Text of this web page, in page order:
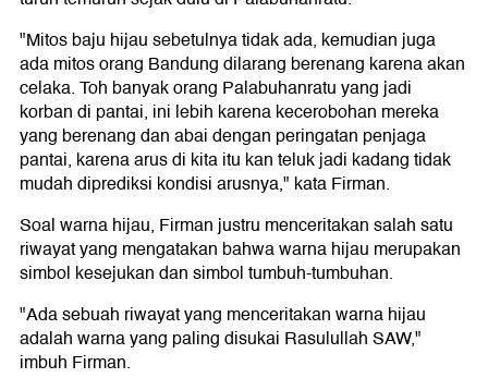
"Mitos baju hijau sebetulnya tidak ada, kemudian juga
ada mitos orang Bandung dilarang berenang karena akan
celaka. Toh banyak orang Palabuhanratu yang jadi
korban di pantai, ini lebih karena kecerobohan mereka
yang berenang dan abai dengan peringatan penjaga
pantai, karena arus di kita itu kan teluk jadi kadang tidak
mudah diprediksi kondisi arusnya," kata Firman.
Soal warna hijau, Firman justru menceritakan salah satu
riwayat yang mengatakan bahwa warna hijau merupakan
simbol kesejukan dan simbol tumbuh-tumbuhan.
"Ada sebuah riwayat yang menceritakan warna hijau
adalah warna yang paling disukai Rasulullah SAW,"
imbuh Firman.